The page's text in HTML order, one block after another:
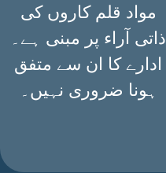
مواد قلم کاروں کی
ذاتی آراء پر مبنی ہے۔
ادارے کا ان سے متفق
ہونا ضروری نہیں۔